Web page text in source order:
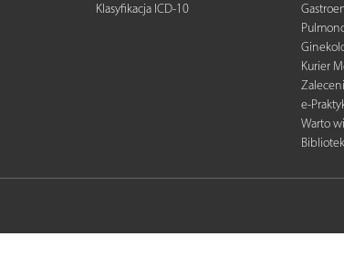
Klasyfikacja ICD-10
Kurier
e-
Warto